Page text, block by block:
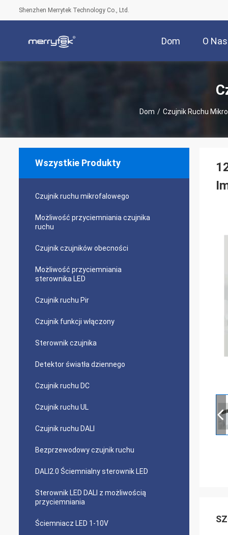
Shenzhen Merrytek Technology Co., Ltd.
Dom O Nas
Dom / Czujnik Ruchu
Wszystkie Produkty
Czujnik ruchu mikrofalowego
Możliwość przyciemniania czujnika
ruchu
Czujnik czujników obecności
Możliwość przyciemniania
sterownika LED
Czujnik ruchu Pir
Czujnik funkcji włączony
Sterownik czujnika
Detektor światła dziennego
Czujnik ruchu DC
Czujnik ruchu UL
Czujnik ruchu DALI
Bezprzewodowy czujnik ruchu
DALI2.0 Ściemnialny sterownik LED
Sterownik LED DALI z możliwością
przyciemniania
Ściemniacz LED 1-10V